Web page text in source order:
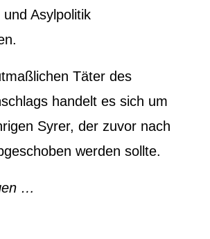
Asylpolitik
Täter des
handelt es sich um
Syrer, der zuvor nach
werden sollte.
…